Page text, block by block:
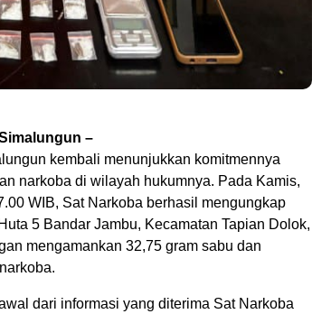
–
kembali menunjukkan komitmennya
narkoba di wilayah hukumnya. Pada Kamis,
WIB, Sat Narkoba berhasil mengungkap
5 Bandar Jambu, Kecamatan Tapian Dolok,
mengamankan 32,75 gram sabu dan
dari informasi yang diterima Sat Narkoba